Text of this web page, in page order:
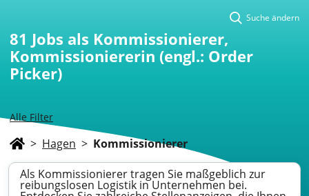
Alle Filter
Suche ändern
81 Jobs als Kommissionierer,
Kommissioniererin (engl.: Order
Picker)
> Hagen > Kommissionierer
Als Kommissionierer tragen Sie maßgeblich zur
reibungslosen Logistik in Unternehmen bei.